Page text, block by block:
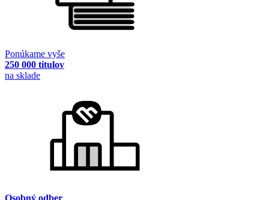
Ponúkame vyše
250 000 titulov
na sklade